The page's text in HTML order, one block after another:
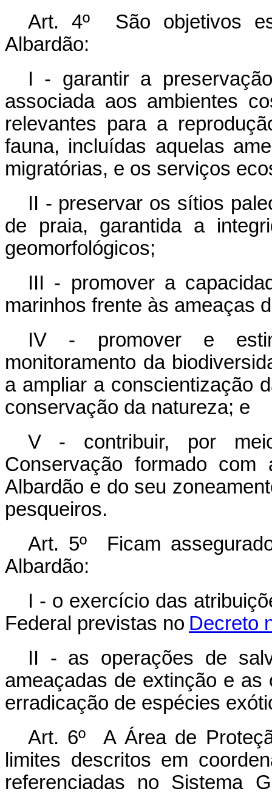
Art. 4º São objetivos
Albardão:
I - garantir a
associada aos ambientes
relevantes para a
fauna, incluídas aquelas
migratórias, e os serviços
II - preservar os sítios
de praia, garantida a
geomorfológicos;
III - promover a
marinhos frente às ameaças
IV - promover e
monitoramento da
a ampliar a conscientização
conservação da natureza; e
V - contribuir, por
Conservação formado
Albardão e do seu
pesqueiros.
Art. 5º Ficam
Albardão:
I - o exercício das
Federal previstas no Decreto
II - as operações de
ameaçadas de extinção e
erradicação de espécies
Art. 6º A Área de
limites descritos em
referenciadas no Sistema